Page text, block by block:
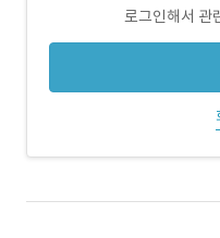
로그인해서 관